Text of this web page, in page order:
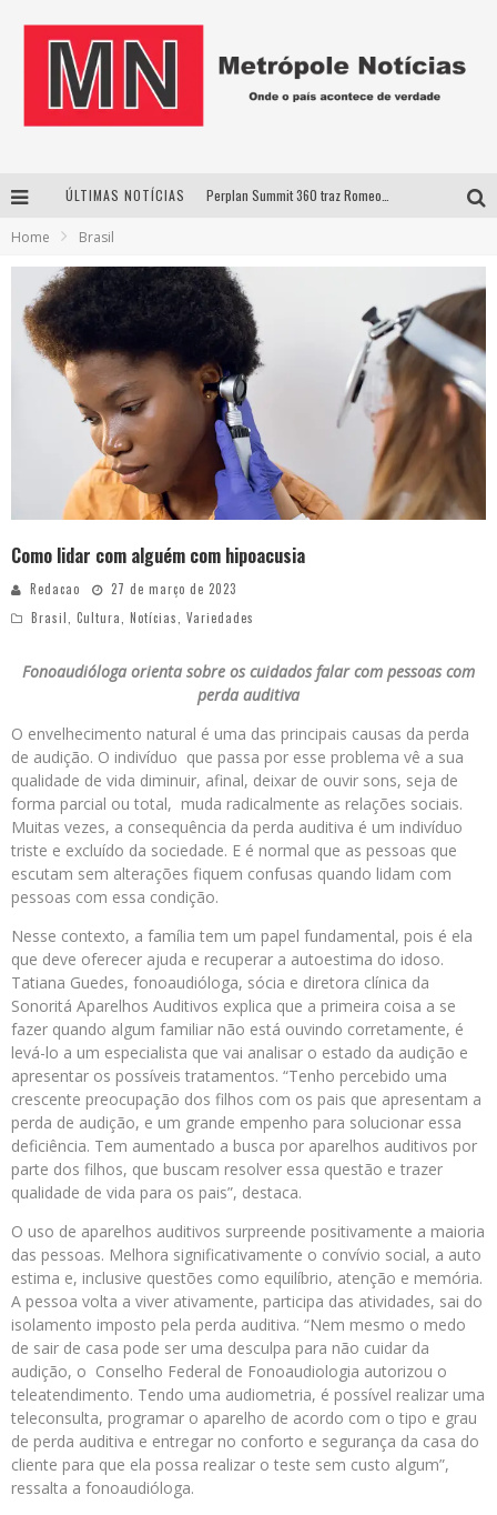
ÚLTIMAS NOTÍCIAS
Agosto Dourado: apoio, informação e acolhimento fortalecem o sucesso da amamentação
Home Brasil
Como lidar com alguém com hipoacusia
Redacao
27 de março de 2023
Brasil, Cultura, Notícias, Variedades
Fonoaudióloga orienta sobre os cuidados falar com pessoas com
perda auditiva
O envelhecimento natural é uma das principais causas da perda
de audição. O indivíduo que passa por esse problema vê a sua
qualidade de vida diminuir, afinal, deixar de ouvir sons, seja de
forma parcial ou total, muda radicalmente as relações sociais.
Muitas vezes, a consequência da perda auditiva é um indivíduo
triste e excluído da sociedade. E é normal que as pessoas que
escutam sem alterações fiquem confusas quando lidam com
pessoas com essa condição.
Nesse contexto, a família tem um papel fundamental, pois é ela
que deve oferecer ajuda e recuperar a autoestima do idoso.
Tatiana Guedes, fonoaudióloga, sócia e diretora clínica da
Sonoritá Aparelhos Auditivos explica que a primeira coisa a se
fazer quando algum familiar não está ouvindo corretamente, é
levá-lo a um especialista que vai analisar o estado da audição e
apresentar os possíveis tratamentos. “Tenho percebido uma
crescente preocupação dos filhos com os pais que apresentam a
perda de audição, e um grande empenho para solucionar essa
deficiência. Tem aumentado a busca por aparelhos auditivos por
parte dos filhos, que buscam resolver essa questão e trazer
qualidade de vida para os pais”, destaca.
O uso de aparelhos auditivos surpreende positivamente a maioria
das pessoas. Melhora significativamente o convívio social, a auto
estima e, inclusive questões como equilíbrio, atenção e memória.
A pessoa volta a viver ativamente, participa das atividades, sai do
isolamento imposto pela perda auditiva. “Nem mesmo o medo
de sair de casa pode ser uma desculpa para não cuidar da
audição, o Conselho Federal de Fonoaudiologia autorizou o
teleatendimento. Tendo uma audiometria, é possível realizar uma
teleconsulta, programar o aparelho de acordo com o tipo e grau
de perda auditiva e entregar no conforto e segurança da casa do
cliente para que ela possa realizar o teste sem custo algum”,
ressalta a fonoaudióloga.